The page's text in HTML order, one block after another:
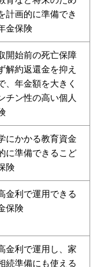
計画的に準備でき
金保険
開始前の死亡保障
解約返還金を抑え
、年金額を大きく
チン性の高い個人
にかかる教育資金
に準備できるこど
険
金利で運用できる
保険
金利で運用し、家
続準備にも使える